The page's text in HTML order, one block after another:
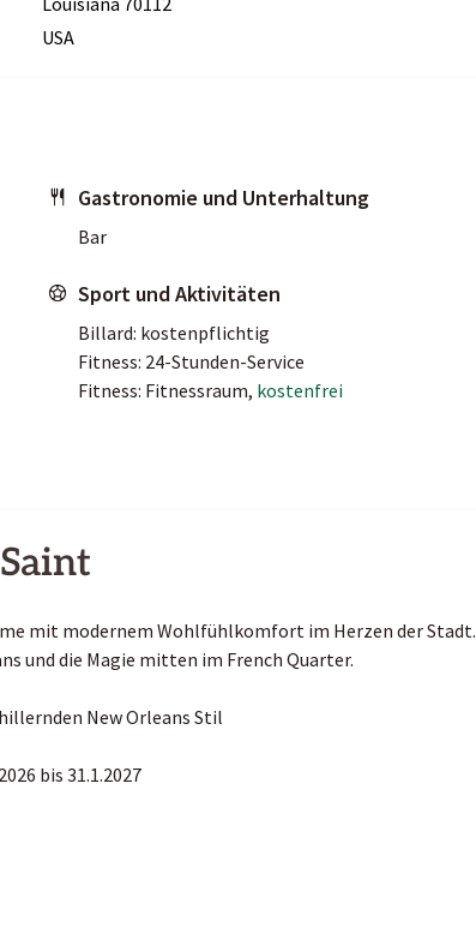
USA
Gastronomie und Unterhaltung
Bar
Sport und Aktivitäten
Billard: kostenpflichtig
Fitness: 24-Stunden-Service
Fitness: Fitnessraum, kostenfrei
mit modernem Wohlfühlkomfort im Herzen der Stadt.
und die Magie mitten im French Quarter.
New Orleans Stil
bis 31.1.2027